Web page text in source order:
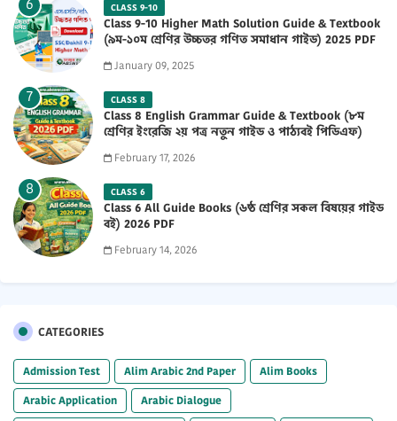
CLASS 9-10
Class 9-10 Higher Math Solution Guide & Textbook
(৯ম-১০ম শ্রেণির উচ্চতর গণিত সমাধান গাইড) 2025 PDF
January 09, 2025
CLASS 8
Class 8 English Grammar Guide & Textbook (৮ম
শ্রেণির ইংরেজি ২য় পত্র নতুন গাইড ও পাঠ্যবই পিডিএফ)
February 17, 2026
CLASS 6
Class 6 All Guide Books (৬ষ্ঠ শ্রেণির সকল বিষয়ের গাইড
বই) 2026 PDF
February 14, 2026
CATEGORIES
Admission Test Alim Arabic 2nd Paper
Alim Books
Arabic Application
Arabic Dialogue